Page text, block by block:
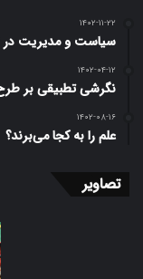
۱۴۰۲-۱۱-۲۲
سیاست و مدیریت در
۱۴۰۲-۰۴-۱۲
نگرشی تطبیقی بر
۱۴۰۲-۰۸-۱۶
علم را به کجا می‌برند؟
تصاویر